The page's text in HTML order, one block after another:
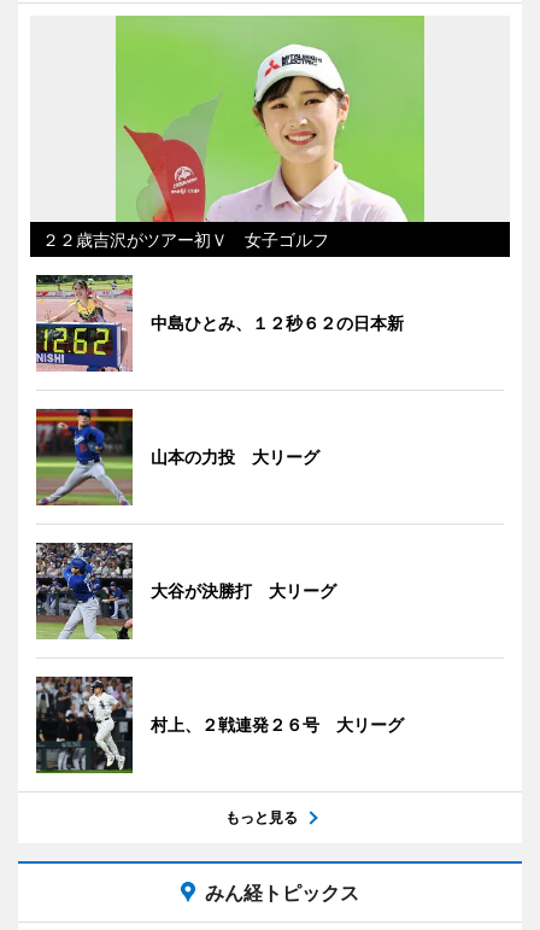
２２歳吉沢がツアー初Ｖ 女子ゴルフ
中島ひとみ、１２秒６２の日本新
山本の力投 大リーグ
大谷が決勝打 大リーグ
村上、２戦連発２６号 大リーグ
もっと見る
みん経トピックス